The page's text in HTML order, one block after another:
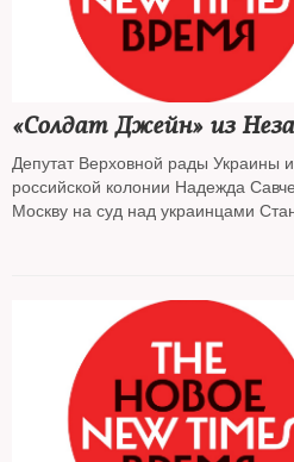
«Солдат Джейн» из
Депутат Верховной рады Украины
российской колонии Надежда
Москву на суд над украинцами
восхищались бы ее мужеством и
ради товарищей по несчастью.
тем, что Савченко, дескать, летит
новые инструкции из рук кураторов